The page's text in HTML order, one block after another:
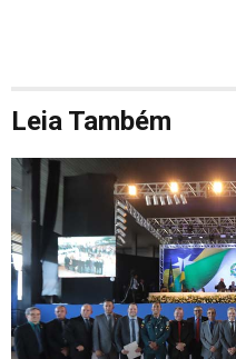
Leia Também